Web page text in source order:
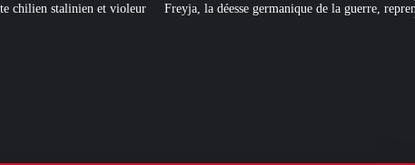
Freyja, la déesse germanique de la guerre, reprend du service… [UNE